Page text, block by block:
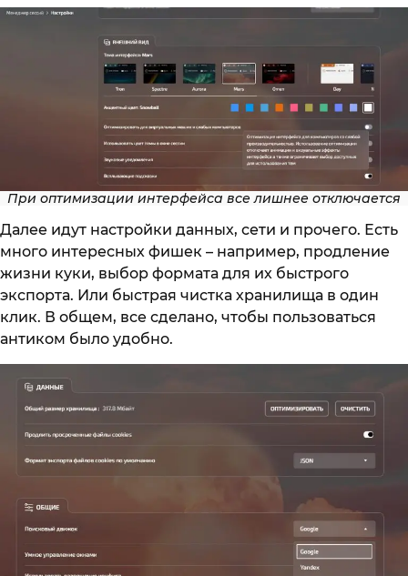
При оптимизации интерфейса все лишнее отключается
Далее идут настройки данных, сети и прочего. Есть
много интересных фишек – например, продление
жизни куки, выбор формата для их быстрого
экспорта. Или быстрая чистка хранилища в один
клик. В общем, все сделано, чтобы пользоваться
антиком было удобно.